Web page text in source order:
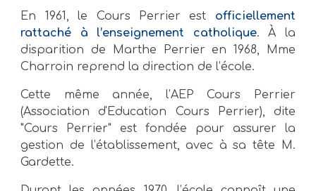
En 1961, le Cours Perrier est officiellement
rattaché à l’enseignement catholique. À la
disparitionde Marthe Perrier en 1968, Mme
Charroin reprend la direction de l’école.
Cette même année, l’AEP Cours Perrier
(Association d'Education Cours Perrier), dite
"Cours Perrier" est fondée pour assurer la
gestion de l’établissement, avec à sa tête M.
Gardette.